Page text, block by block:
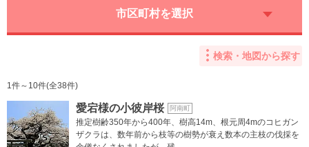
市区町村を選択
検索・地図から探す
1件～10件(全38件)
愛宕様の小彼岸桜 阿南町
推定樹齢350年から400年、樹高14m、根元周4mのコヒガン
ザクラは、数年前から枝等の樹勢が衰え数本の主枝の伐採を